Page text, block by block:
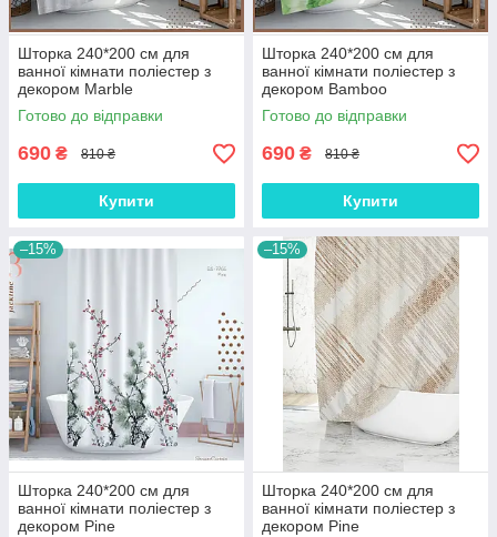
Шторка 240*200 см для
ванної кімнати поліестер з
декором Marble
Готово до відправки
690 ₴ 810 ₴
Купити
Шторка 240*200 см для
ванної кімнати поліестер з
декором Bamboo
Готово до відправки
690 ₴ 810 ₴
Купити
–15%
Шторка 240*200 см для
ванної кімнати поліестер з
декором Pine
–15%
Шторка 240*200 см для
ванної кімнати поліестер з
декором Pine